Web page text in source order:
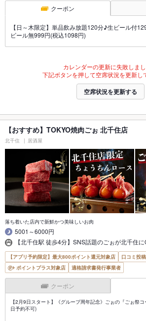
クーポン
【日～木限定】単品飲み放題120分♪生ビール付
ビール無999円(税込1098円)
カレンダーの更新に失敗しまし
下記ボタンを押して空席状況を更新し
空席状況を更新する
【おすすめ】TOKYO焼肉ごぉ 北千住店
北千住 居酒屋
落ち着いた店内で新鮮かつ美味しいお肉
5001～6000円
【北千住駅 徒歩4分】SNS話題のごぉが北千住
【アプリ予約限定】最大800ポイント還元対象店
口コミ投
ポイントプラス対象店
適格請求書発行事業者
クーポン
【2月9日スタート】《グループ周年記念》ごぉの『ごぉ祭
日予約不可)